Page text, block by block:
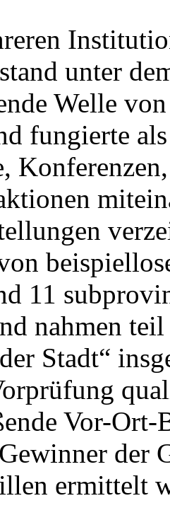
unter
Welle
fungierte
11
nahmen
Stadt“
Vor-
der
ermittelt